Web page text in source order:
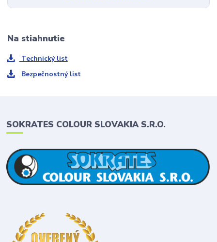
Na stiahnutie
Technický list
Bezpečnostný list
SOKRATES COLOUR SLOVAKIA S.R.O.